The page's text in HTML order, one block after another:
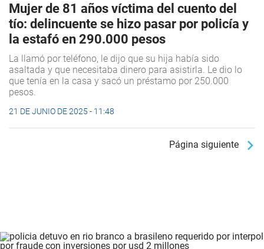
Mujer de 81 años víctima del cuento del
tío: delincuente se hizo pasar por policía y
la estafó en 290.000 pesos
La llamó por teléfono, le dijo que su hija había sido
asaltada y que necesitaba dinero para asistirla. Le dio lo
que tenía en la casa y sacó un préstamo por 250.000
pesos.
21 DE JUNIO DE 2025 - 11:48
Página siguiente